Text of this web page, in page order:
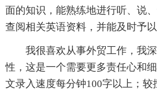
面的知识，能熟练地进行听、说
查阅相关英语资料，并能及时予以
我很喜欢从事外贸工作，我
性，这是一个需要更多责任心和
文录入速度每分钟100字以上；较